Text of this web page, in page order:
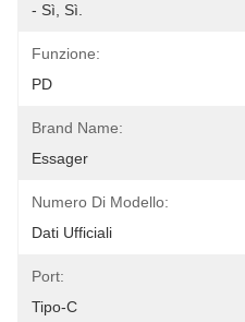
- Sì, Sì.
Funzione:
PD
Brand Name:
Essager
Numero Di Modello:
Dati Ufficiali
Port:
Tipo-C